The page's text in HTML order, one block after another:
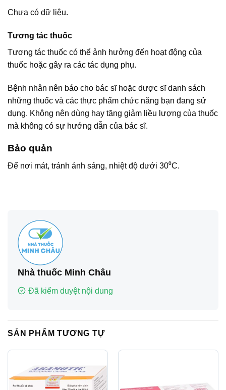
Chưa có dữ liệu.
Tương tác thuốc
Tương tác thuốc có thể ảnh hưởng đến hoạt động của
thuốc hoặc gây ra các tác dụng phụ.
Bệnh nhân nên báo cho bác sĩ hoặc dược sĩ danh sách
những thuốc và các thực phẩm chức năng bạn đang sử
dụng. Không nên dùng hay tăng giảm liều lượng của thuốc
mà không có sự hướng dẫn của bác sĩ.
Bảo quản
Để nơi mát, tránh ánh sáng, nhiệt độ dưới 30⁰C.
Nhà thuốc Minh Châu
Đã kiểm duyệt nội dung
SẢN PHẨM TƯƠNG TỰ